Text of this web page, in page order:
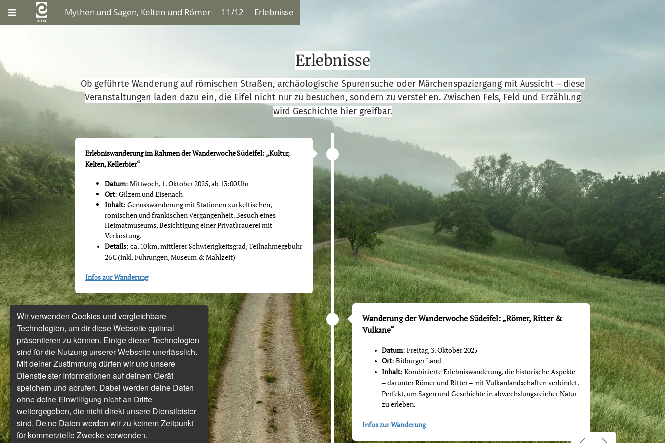
Mythen und Sagen, Kelten und Römer 11/12 Erlebnisse
Erlebnisse
Ob geführte Wanderung auf römischen Straßen, archäologische Spurensuche oder Märchenspaziergang mit Aussicht – diese
Veranstaltungen laden dazu ein, die Eifel nicht nur zu besuchen, sondern zu verstehen. Zwischen Fels, Feld und Erzählung
wird Geschichte hier greifbar.
Erlebniswanderung im Rahmen der Wanderwoche Südeifel: „Kultur,
Kelten, Kellerbier“
Datum: Mittwoch, 1. Oktober 2025, ab 13:00 Uhr
Ort: Gilzem und Eisenach
Inhalt: Genusswanderung mit Stationen zur keltischen,
römischen und fränkischen Vergangenheit. Besuch eines
Heimatmuseums, Besichtigung einer Privatbrauerei mit
Verkostung.
Details: ca. 10 km, mittlerer Schwierigkeitsgrad, Teilnahmegebühr
26 € (inkl. Führungen, Museum & Mahlzeit)
Infoszur Wanderung
Wanderung der Wanderwoche Südeifel: „Römer, Ritter &
Vulkane“
Datum: Freitag, 3. Oktober 2025
Ort: Bitburger Land
Inhalt: Kombinierte Erlebniswanderung, die historische Aspekte
– darunter Römer und Ritter – mit Vulkanlandschaften verbindet.
Perfekt, um Sagen und Geschichte in abwechslungsreicher Natur
zu erleben.
Infos zur Wanderung
Wir verwenden Cookies und vergleichbare
Technologien, um dir diese Webseite optimal
präsentieren zu können. Einige dieser Technologien
sind für die Nutzung unserer Webseite unerlässlich.
Mit deiner Zustimmung dürfen wir und unsere
Dienstleister Informationen auf deinem Gerät
speichern und abrufen. Dabei werden deine Daten
ohne deine Einwilligung nicht an Dritte
weitergegeben, die nicht direkt unsere Dienstleister
sind. Deine Daten werden wir zu keinem Zeitpunkt
für kommerzielle Zwecke verwenden.